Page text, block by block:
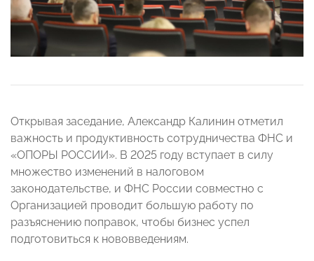
Открывая заседание, Александр Калинин отметил
важность и продуктивность сотрудничества ФНС и
«ОПОРЫ РОССИИ». В 2025 году вступает в силу
множество изменений в налоговом
законодательстве, и ФНС России совместно с
Организацией проводит большую работу по
разъяснению поправок, чтобы бизнес успел
подготовиться к нововведениям.